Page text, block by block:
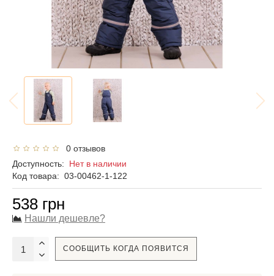
0 отзывов
Доступность: Нет в наличии
Код товара: 03-00462-1-122
538 грн
Нашли дешевле?
СООБЩИТЬ КОГДА ПОЯВИТСЯ